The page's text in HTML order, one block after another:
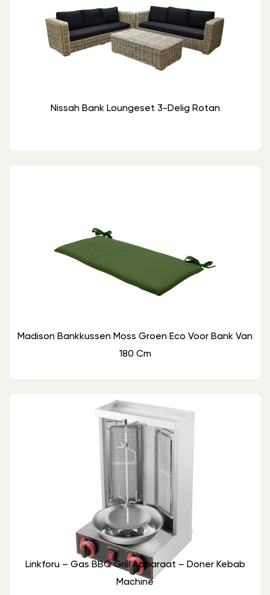
Nissah Bank Loungeset 3-Delig Rotan
Madison Bankkussen Moss Groen Eco Voor Bank Van
180 Cm
Linkforu – Gas BBQ Grill Apparaat – Doner Kebab
Machine